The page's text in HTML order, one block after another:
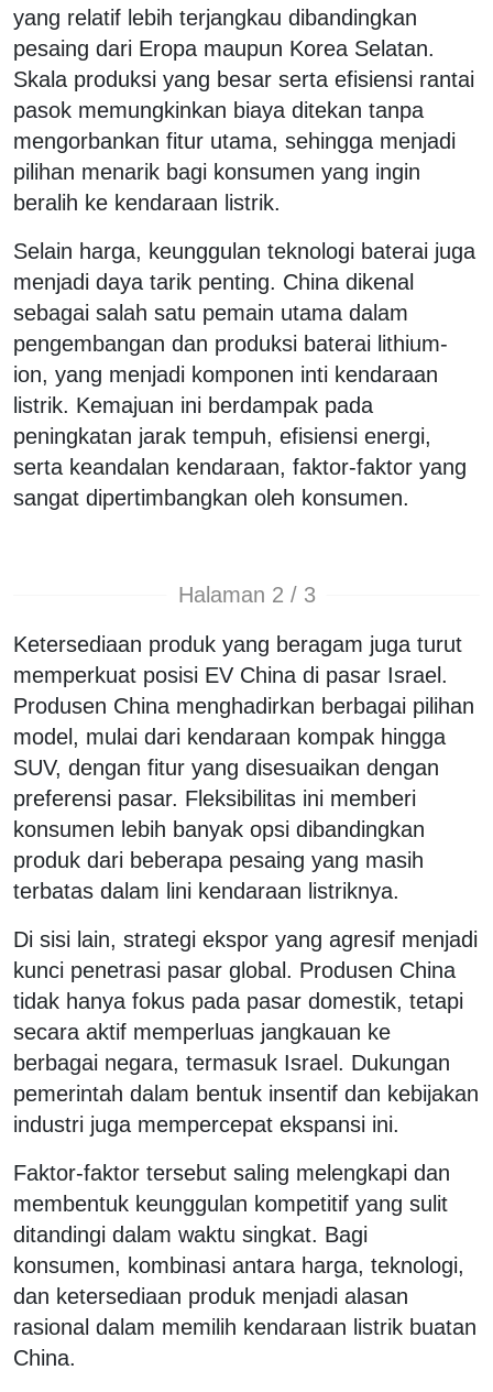
yang relatif lebih terjangkau dibandingkan
pesaing dari Eropa maupun Korea Selatan.
Skala produksi yang besar serta efisiensi rantai
pasok memungkinkan biaya ditekan tanpa
mengorbankan fitur utama, sehingga menjadi
pilihan menarik bagi konsumen yang ingin
beralih ke kendaraan listrik.
Selain harga, keunggulan teknologi baterai juga
menjadi daya tarik penting. China dikenal
sebagai salah satu pemain utama dalam
pengembangan dan produksi baterai lithium-
ion, yang menjadi komponen inti kendaraan
listrik. Kemajuan ini berdampak pada
peningkatan jarak tempuh, efisiensi energi,
serta keandalan kendaraan, faktor-faktor yang
sangat dipertimbangkan oleh konsumen.
Halaman 2 / 3
Ketersediaan produk yang beragam juga turut
memperkuat posisi EV China di pasar Israel.
Produsen China menghadirkan berbagai pilihan
model, mulai dari kendaraan kompak hingga
SUV, dengan fitur yang disesuaikan dengan
preferensi pasar. Fleksibilitas ini memberi
konsumen lebih banyak opsi dibandingkan
produk dari beberapa pesaing yang masih
terbatas dalam lini kendaraan listriknya.
Di sisi lain, strategi ekspor yang agresif menjadi
kunci penetrasi pasar global. Produsen China
tidak hanya fokus pada pasar domestik, tetapi
secara aktif memperluas jangkauan ke
berbagai negara, termasuk Israel. Dukungan
pemerintah dalam bentuk insentif dan kebijakan
industri juga mempercepat ekspansi ini.
Faktor-faktor tersebut saling melengkapi dan
membentuk keunggulan kompetitif yang sulit
ditandingi dalam waktu singkat. Bagi
konsumen, kombinasi antara harga, teknologi,
dan ketersediaan produk menjadi alasan
rasional dalam memilih kendaraan listrik buatan
China.